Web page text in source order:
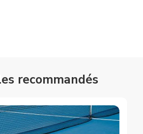
recommandés